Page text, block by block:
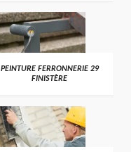
PEINTURE FERRONNERIE 29
FINISTÈRE